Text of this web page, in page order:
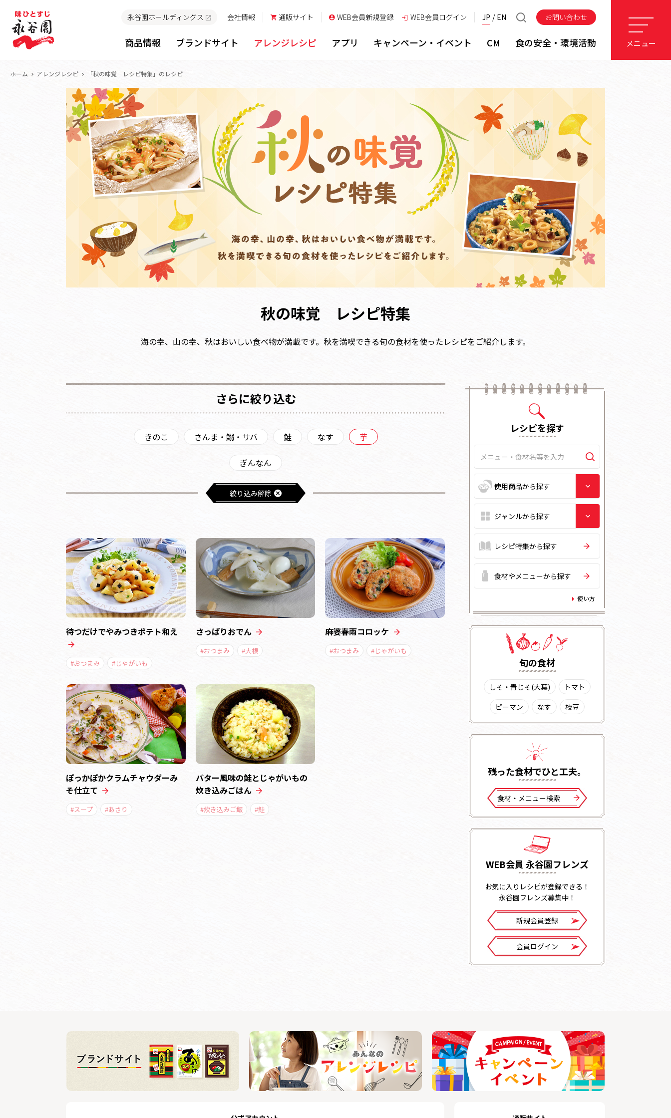
永谷園ホールディングス 会社情報 通販サイト WEB会員新規登録 WEB会員ログイン JP EN お問い合わせ
商品情報 ブランドサイト アレンジレシピ アプリ キャンペーン・イベント CM 食の安全・環境活動 メニュー
ホーム アレンジレシピ 「秋の味覚 レシピ特集」のレシピ
秋の味覚 レシピ特集
海の幸、山の幸、秋はおいしい食べ物が満載です。秋を満喫できる旬の食材を使ったレシピをご紹介します。
さらに絞り込む
きのこ さんま・鰯・サバ 鮭 なす 芋
ぎんなん
絞り込み解除
待つだけでやみつきポテト和え
#おつまみ #じゃがいも
さっぱりおでん
#おつまみ #大根
麻婆春雨コロッケ
#おつまみ #じゃがいも
ぽっかぽかクラムチャウダーみ
そ仕立て
#スープ #あさり
バター風味の鮭とじゃがいもの
炊き込みごはん
#炊き込みご飯 #鮭
レシピを探す
レシピ特集から探す
食材やメニューから探す
使い方
旬の⾷材
しそ・青じそ(大葉)
トマト
ピーマン
なす 枝豆
残った⾷材でひと⼯夫。
⾷材・メニュー検索
WEB会員 永谷園フレンズ
お気に入りレシピが登録できる！
永谷園フレンズ募集中！
新規会員登録
会員ログイン